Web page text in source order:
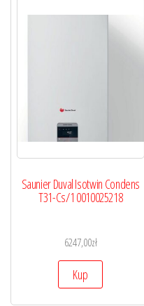
Saunier Duval Isotwin Condens
T31-Cs/1 0010025218
6247,00zł
Kup